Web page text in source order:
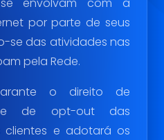
por parte de seus
se das atividades nas
pela Rede.
o direito de
e de opt-out das
clientes e adotará os